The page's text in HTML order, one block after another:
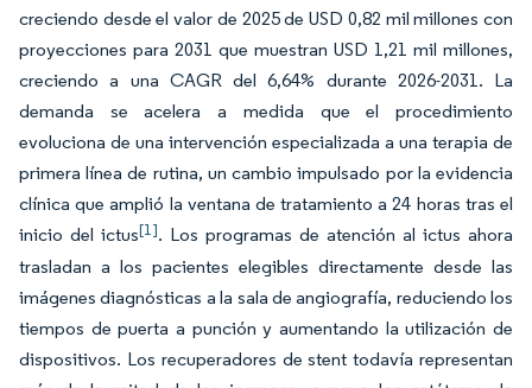
creciendo desde el valor de 2025 de USD 0,82 mil millones con
proyecciones para 2031 que muestran USD 1,21 mil millones,
creciendo a una CAGR del 6,64% durante 2026-2031. La
demanda se acelera a medida que el procedimiento
evoluciona de una intervención especializada a una terapia de
primera línea de rutina, un cambio impulsado por la evidencia
clínica que amplió la ventana de tratamiento a 24 horas tras el
inicio del ictus[1]. Los programas de atención al ictus ahora
trasladan a los pacientes elegibles directamente desde las
imágenes diagnósticas a la sala de angiografía, reduciendo los
tiempos de puerta a punción y aumentando la utilización de
dispositivos. Los recuperadores de stent todavía representan